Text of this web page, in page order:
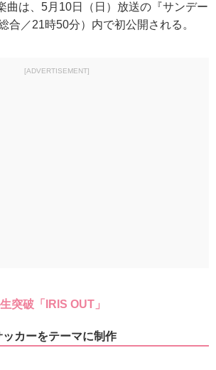
曲は、5月10日（日）放送の『サンデー
合／21時50分）内で初公開される。
[ADVERTISEMENT]
突破「IRIS OUT」
カーをテーマに制作